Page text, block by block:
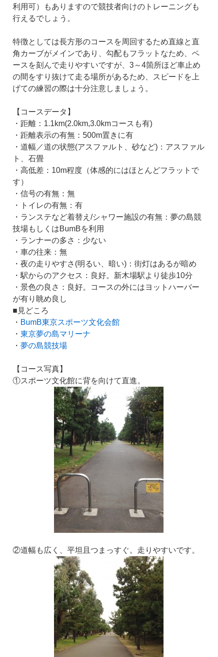
利用可）もありますので競技者向けのトレーニングも
行えるでしょう。
特徴としては長方形のコースを周回するため直線と直
角カーブがメインであり、勾配もフラットなため、ペ
ースを刻んで走りやすいですが、3～4箇所ほど車止め
の間をすり抜けて走る場所があるため、スピードを上
げての練習の際は十分注意しましょう。
【コースデータ】
・距離：1.1km(2.0km,3.0kmコースも有)
・距離表示の有無：500m置きに有
・道幅／道の状態(アスファルト、砂など)：アスファル
ト、石畳
・高低差：10m程度（体感的にはほとんどフラットで
す）
・信号の有無：無
・トイレの有無：有
・ランステなど着替え/シャワー施設の有無：夢の島競
技場もしくはBumBを利用
・ランナーの多さ：少ない
・車の往来：無
・夜の走りやすさ(明るい、暗い)：街灯はあるが暗め
・駅からのアクセス：良好。新木場駅より徒歩10分
・景色の良さ：良好。コースの外にはヨットハーバー
が有り眺め良し
■見どころ
・ BumB東京スポーツ文化会館
・東京夢の島マリーナ
・夢の島競技場
【コース写真】
①スポーツ文化館に背を向けて直進。
②道幅も広く、平坦且つまっすぐ。走りやすいです。